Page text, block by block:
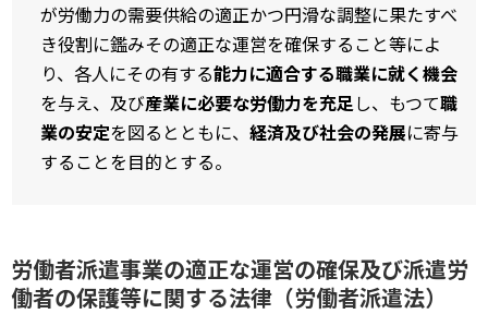
が労働力の需要供給の適正かつ円滑な調整に果たすべ
き役割に鑑みその適正な運営を確保すること等によ
り、各人にその有する能力に適合する職業に就く機会
を与え、及び産業に必要な労働力を充足し、もつて職
業の安定を図るとともに、 経済及び社会の発展に寄与
することを目的とする。
労働者派遣事業の適正な運営の確保及び派遣労
働者の保護等に関する法律（労働者派遣法）